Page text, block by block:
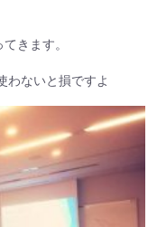
きます。
わないと損ですよ